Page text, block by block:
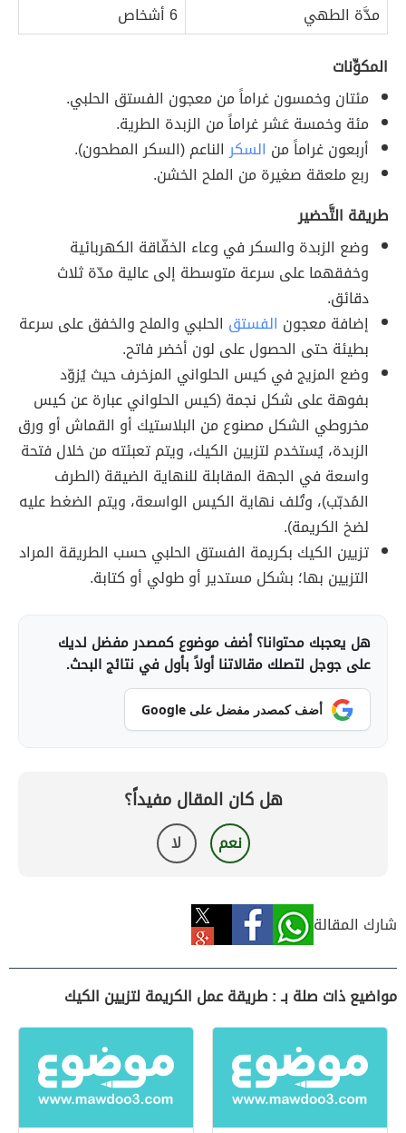
مدَّة الطهي
6 أشخاص
المكوِّنات
مئتان وخمسون غراماً من معجون الفستق الحلبي.
مئة وخمسة عَشر غراماً من الزبدة الطرية.
أربعون غراماً من السكرالناعم (السكر المطحون).
ربع ملعقة صغيرة من الملح الخشن.
طريقة التَّحضير
وضع الزبدة والسكر في وعاء الخفّاقة الكهربائية
وخفقهما على سرعة متوسطة إلى عالية مدّة ثلاث
دقائق.
إضافة معجون الفستق الحلبي والملح والخفق على سرعة
بطيئة حتى الحصول على لون أخضر فاتح.
وضع المزيج في كيس الحلواني المزخرف حيث يُزوّد
بفوهة على شكل نجمة (كيس الحلواني عبارة عن كيس
مخروطي الشكل مصنوع من البلاستيك أو القماش أو ورق
الزبدة، يُستخدم لتزيين الكيك، ويتم تعبئته من خلال فتحة
واسعة في الجهة المقابلة للنهاية الضيقة (الطرف
المُدبّب)، وتُلف نهاية الكيس الواسعة، ويتم الضغط عليه
لضخ الكريمة).
تزيين الكيك بكريمة الفستق الحلبي حسب الطريقة المراد
التزيين بها؛ بشكل مستدير أو طولي أو كتابة.
هل يعجبك محتوانا؟ أضف موضوع كمصدر مفضل لديك
على جوجل لتصلك مقالاتنا أولاً بأول في نتائج البحث.
أضف كمصدر مفضل على Google
هل كان المقال مفيداً؟
نعم لا
شارك المقالة
مواضيع ذات صلة بـ : طريقة عمل الكريمة لتزيين الكيك